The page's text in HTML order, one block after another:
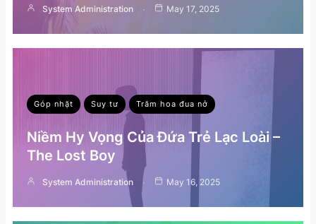
System Administration May 17, 2025
Góp nhặt Suy tư Trăm hoa đua nở
Niềm Hy Vọng Của Đứa Trẻ Lạc Loài –
The Lost Boy
System Administration May 16, 2025